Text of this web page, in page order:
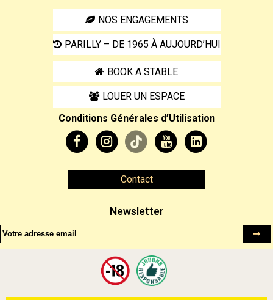
NOS ENGAGEMENTS
PARILLY – DE 1965 À AUJOURD’HUI
BOOK A STABLE
LOUER UN ESPACE
Conditions Générales d’Utilisation
Contact
Newsletter